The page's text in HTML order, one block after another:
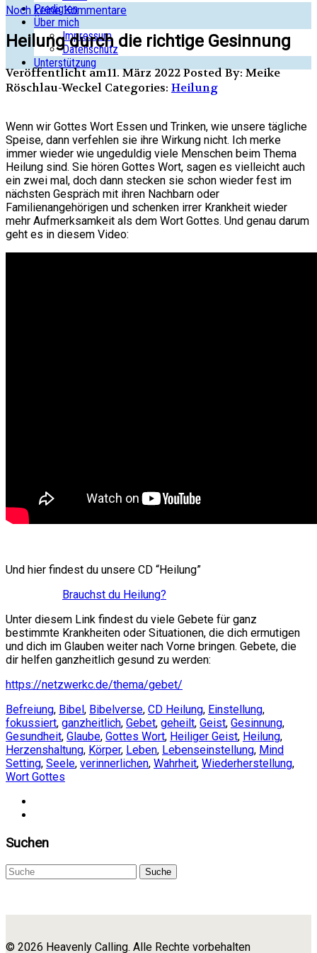
Predigten
Über mich
Impressum
Datenschutz
Unterstützung
Noch keine Kommentare
Heilung durch die richtige Gesinnung
Veröffentlicht am11. März 2022Posted By: Meike
Röschlau-Weckel Categories: Heilung
Wenn wir Gottes Wort Essen und Trinken, wie unsere tägliche
Speise, dann verfehlen sie ihre Wirkung nicht. Ich merke
immer wieder wie ungeduldig viele Menschen beim Thema
Heilung sind. Sie hören Gottes Wort, sagen es vielleicht auch
ein zwei mal, doch dann stecken sie schon wieder fest im
nächsten Gespräch mit ihren Nachbarn oder
Familienangehörigen und schenken irrer Krankheit wieder
mehr Aufmerksamkeit als dem Wort Gottes. Und genau darum
geht es in diesem Video:
Und hier findest du unsere CD “Heilung”
Brauchst du Heilung?
Unter diesem Link findest du viele Gebete für ganz
bestimmte Krankheiten oder Situationen, die dich ermutigen
und dich im Glauben weiter nach Vorne bringen. Gebete, die
dir helfen ganzheitlich gesund zu werden:
https://netzwerkc.de/thema/gebet/
Befreiung, Bibel, Bibelverse, CD Heilung, Einstellung,
fokussiert, ganzheitlich, Gebet, geheilt, Geist, Gesinnung,
Gesundheit, Glaube, Gottes Wort, Heiliger Geist, Heilung,
Herzenshaltung, Körper, Leben, Lebenseinstellung, Mind
Setting, Seele, verinnerlichen, Wahrheit, Wiederherstellung,
Wort Gottes
Suchen
Suche
© 2026 Heavenly Calling. Alle Rechte vorbehalten